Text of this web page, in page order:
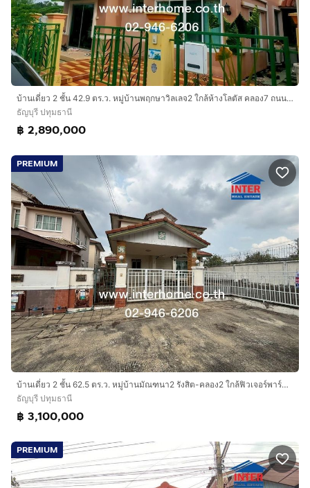
บ้านเดี่ยว 2 ชั้น 42.9 ตร.ว. หมู่บ้านพฤกษาวิลเลจ2 ใกล้ห้างโลตัส คลอง7 ถนนรังสิต-นครนายก ถนนธัญบุรี ธัญบุรี ปทุมธานี
ธัญบุรี ปทุมธานี
฿ 2,890,000
PREMIUM
บ้านเดี่ยว 2 ชั้น 62.5 ตร.ว. หมู่บ้านมัณฑนา2 รังสิต-คลอง2 ใกล้ฟิวเจอร์พาร์ค รังสิต ถนนรังสิต-นครนายก เมืองปทุมธานี ปทุมธานี
ธัญบุรี ปทุมธานี
฿ 3,100,000
PREMIUM